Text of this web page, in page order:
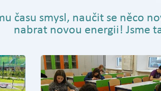
času smysl, naučit se něco
nabrat novou energii! Jsme